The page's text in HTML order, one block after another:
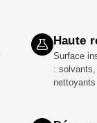
Haute
Surface
: